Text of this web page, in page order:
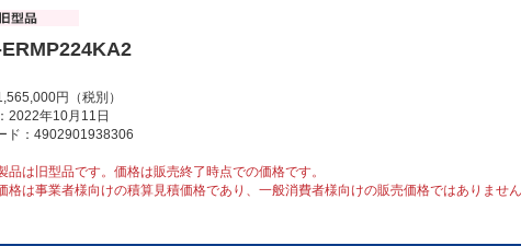
円（税別）
2022年10月11日
ド：4902901938306
品は旧型品です。価格は販売終了時点での価格です。
格は事業者様向けの積算見積価格であり、一般消費者様向けの販売価格ではありませ